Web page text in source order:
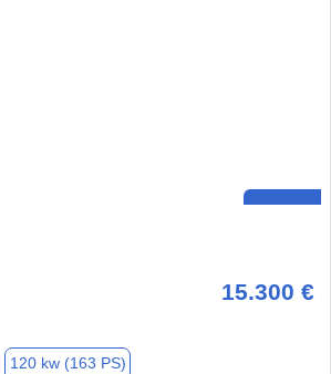
15.300 €
120 kw (163 PS)